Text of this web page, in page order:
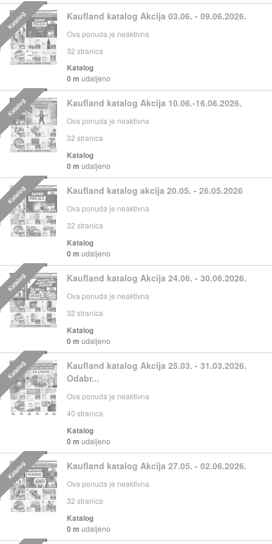
Kaufland katalog Akcija 03.06. - 09.06.2026.
Ova ponuda je neaktivna
32 stranica
Katalog
0 m udaljeno
Katalog
Kaufland katalog Akcija 10.06.-16.06.2026.
Ova ponuda je neaktivna
32 stranica
Katalog
0 m udaljeno
Katalog
Kaufland katalog akcija 20.05. - 26.05.2026
Ova ponuda je neaktivna
32 stranica
Katalog
0 m udaljeno
Katalog
Kaufland katalog Akcija 24.06. - 30.06.2026.
Ova ponuda je neaktivna
32 stranica
Katalog
0 m udaljeno
Katalog
Kaufland katalog Akcija 25.03. - 31.03.2026.
Odabr...
Ova ponuda je neaktivna
40 stranica
Katalog
0 m udaljeno
Katalog
Kaufland katalog Akcija 27.05. - 02.06.2026.
Ova ponuda je neaktivna
32 stranica
Katalog
0 m udaljeno
Katalog